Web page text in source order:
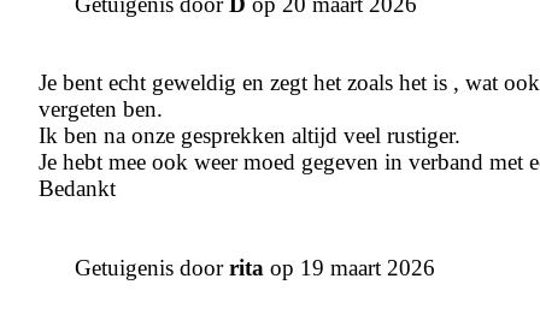
Je bent echt geweldig en zegt het zoals het is , wat
vergeten ben.
Ik ben na onze gesprekken altijd veel rustiger.
Je hebt mee ook weer moed gegeven in verband met
Bedankt
Getuigenis doorrita op 19 maart 2026